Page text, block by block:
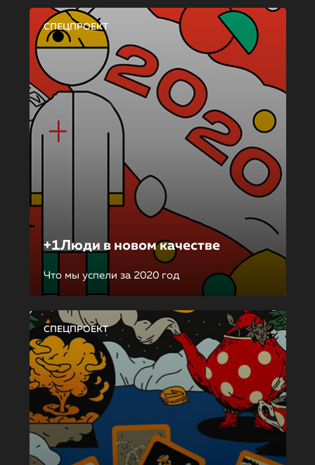
СПЕЦПРОЕКТ
+1Люди в новом качестве
Что мы успели за 2020 год
СПЕЦПРОЕКТ